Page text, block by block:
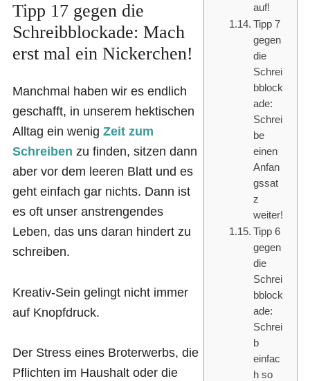
auf!
Tipp 7
gegen
die
Schrei
bblock
ade:
Schrei
be
einen
Anfan
gssat
z
weiter!
Tipp 6
gegen
die
Schrei
bblock
ade:
Schrei
b
einfac
h so
Tipp 17 gegen die
Schreibblockade: Mach
erst mal ein Nickerchen!
Manchmal haben wir es endlich
geschafft, in unserem hektischen
Alltag ein wenig Zeit zum
Schreiben zu finden, sitzen dann
aber vor dem leeren Blatt und es
geht einfach gar nichts. Dann ist
es oft unser anstrengendes
Leben, das uns daran hindert zu
schreiben.
Kreativ-Sein gelingt nicht immer
auf Knopfdruck.
Der Stress eines Broterwerbs, die
Pflichten im Haushalt oder die